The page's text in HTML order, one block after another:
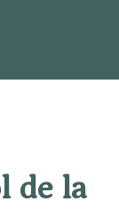
de la